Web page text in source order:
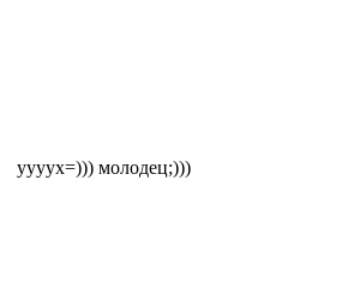
уууух=))) молодец;)))